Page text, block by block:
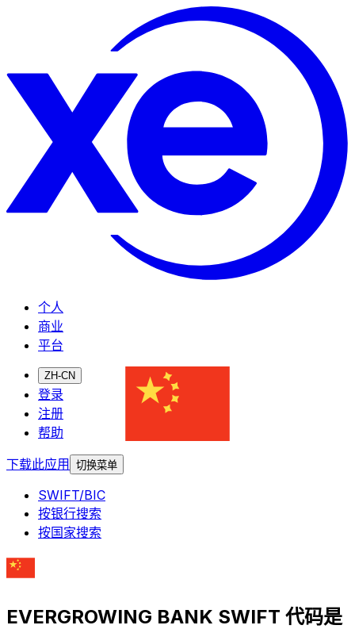
个人
商业
平台
ZH-CN
登录
注册
帮助
下载此应用
切换菜单
SWIFT/BIC
按银行搜索
按国家搜索
EVERGROWING BANK SWIFT 代码是